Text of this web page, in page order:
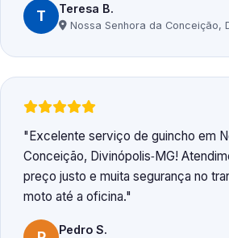
T Teresa B.
Nossa Senhora da Conceição,
Excelente serviço de guincho em
Conceição, Divinópolis‑MG!
preço justo e muita segurança no
moto até a oficina.
Pedro S.